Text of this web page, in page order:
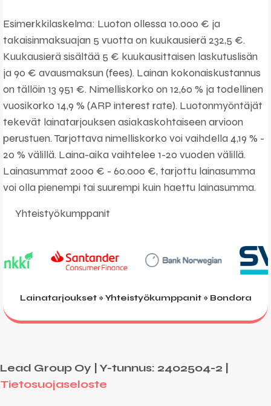
Esimerkkilaskelma: Luoton ollessa 10.000 € ja
takaisinmaksuajan 5 vuotta on kuukausierä 232,5 €.
Kuukausierä sisältää 5 € kuukausittaisen laskutuslisän
ja 90 € avausmaksun (fees). Lainan kokonaiskustannus
on tällöin 13 951 €. Nimelliskorko on 12,60 % ja todellinen
vuosikorko 14,9 % (ARP interest rate). Luotonmyöntäjät
tekevät lainatarjouksen asiakaskohtaiseen arvioon
perustuen. Tarjottava nimelliskorko voi vaihdella 4,19 % -
20 % välillä. Laina-aika vaihtelee 1-20 vuoden välillä.
Lainasummat 2000 € - 60.000 €, tarjottu lainasumma
voi olla pienempi tai suurempi kuin haettu lainasumma.
Yhteistyökumppanit
Lainatarjoukset»Yhteistyökumppanit» Bondora
Lead Group Oy | Y-tunnus: 2402504-2 |
Tietosuojaseloste